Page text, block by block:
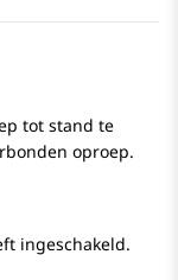
tot stand te
oproep.
ingeschakeld.